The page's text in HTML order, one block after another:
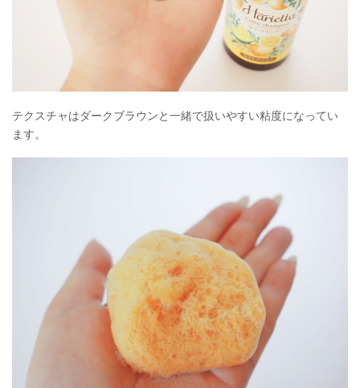
テクスチャはダークブラウンと一緒で扱いやすい粘度になってい
ます。